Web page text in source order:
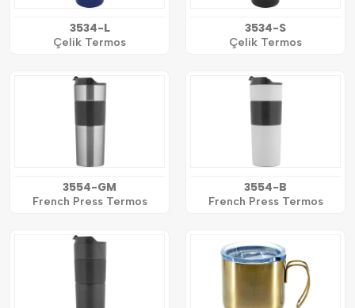
3534-L
Çelik Termos
3534-S
Çelik Termos
3554-GM
French Press Termos
3554-B
French Press Termos